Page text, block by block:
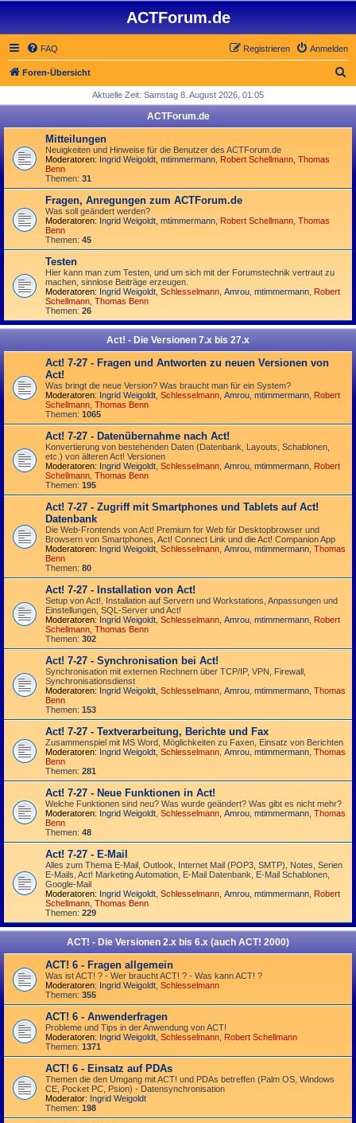
ACTForum.de
FAQ Anmelden
Registrieren
Foren-Übersicht
h
Aktuelle Zeit: Samstag 8. August 2026, 01:05
ACTForum.de
Mitteilungen
Neuigkeiten und Hinweise für die Benutzer des ACTForum.de
Moderatoren: Ingrid Weigoldt mtimmermann Robert Schellmann Thomas
Benn
Themen: 31
Fragen, Anregungen zum ACTForum.de
Was soll geändert werden?
Moderatoren: Ingrid Weigoldt mtimmermann Robert Schellmann Thomas
Benn
Themen: 45
Testen
Hier kann man zum Testen, und um sich mit der Forumstechnik vertraut zu
machen, sinnlose Beiträge erzeugen.
Moderatoren: Ingrid Weigoldt Schlesselmann Amrou mtimmermann Robert
Schellmann Thomas Benn
Themen: 26
Act! - Die Versionen 7.x bis 27.x
Act! 7-27 - Fragen und Antworten zu neuen Versionen von
Act!
Was bringt die neue Version? Was braucht man für ein System?
Moderatoren: Ingrid Weigoldt Schlesselmann Amrou mtimmermann Robert
Schellmann Thomas Benn
Themen: 1065
Act! 7-27 - Datenübernahme nach Act!
Konvertierung von bestehenden Daten (Datenbank, Layouts, Schablonen,
etc.) von älteren Act! Versionen
Moderatoren: Ingrid Weigoldt Schlesselmann Amrou mtimmermann Robert
Schellmann Thomas Benn
Themen: 195
Act! 7-27 - Zugriff mit Smart­phones und Tablets auf Act!
Datenbank
Die Web-Frontends von Act! Premium for Web für Desktop­browser und
Browsern von Smart­phones, Act! Connect Link und die Act! Companion App
Moderatoren: Ingrid Weigoldt Schlesselmann Amrou mtimmermann Thomas
Benn
Themen: 80
Act! 7-27 - Installation von Act!
Setup von Act!, Installation auf Servern und Workstations, Anpassungen und
Einstellungen, SQL-Server und Act!
Moderatoren: Ingrid Weigoldt Schlesselmann Amrou mtimmermann Robert
Schellmann Thomas Benn
Themen: 302
Act! 7-27 - Synchronisation bei Act!
Synchro­nisation mit externen Rechnern über TCP/IP, VPN, Firewall,
Synchroni­sations­dienst
Moderatoren: Ingrid Weigoldt Schlesselmann Amrou mtimmermann Thomas
Benn
Themen: 153
Act! 7-27 - Text­­ver­arbei­tung, Berichte und Fax
Zusammenspiel mit MS Word, Möglichkeiten zu Faxen, Einsatz von Berichten
Moderatoren: Ingrid Weigoldt Schlesselmann Amrou mtimmermann Thomas
Benn
Themen: 281
Act! 7-27 - Neue Funktionen in Act!
Welche Funktionen sind neu? Was wurde geändert? Was gibt es nicht mehr?
Moderatoren: Ingrid Weigoldt Schlesselmann Amrou mtimmermann Thomas
Benn
Themen: 48
Act! 7-27 - E-Mail
Alles zum Thema E-Mail, Outlook, Internet Mail (POP3, SMTP), Notes, Serien
E-Mails, Act! Marketing Automation, E-Mail Datenbank, E-Mail Schablonen,
Google-Mail
Moderatoren: Ingrid Weigoldt Schlesselmann Amrou mtimmermann Robert
Schellmann Thomas Benn
Themen: 229
ACT! - Die Versionen 2.x bis 6.x (auch ACT! 2000)
ACT! 6 - Fragen allgemein
Was ist ACT! ? - Wer braucht ACT! ? - Was kann ACT! ?
Moderatoren: Ingrid Weigoldt Schlesselmann
Themen: 355
ACT! 6 - Anwender­fragen
Probleme und Tips in der Anwendung von ACT!
Moderatoren: Ingrid Weigoldt Schlesselmann Robert Schellmann
Themen: 1371
ACT! 6 - Einsatz auf PDAs
Themen die den Umgang mit ACT! und PDAs betreffen (Palm OS, Windows
CE, Pocket PC, Psion) - Datensynchronisation
Moderator: Ingrid Weigoldt
Themen: 198